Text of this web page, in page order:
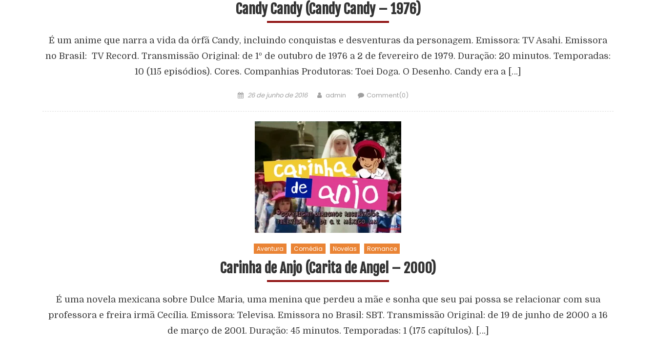
Candy Candy (Candy Candy – 1976)
É um anime que narra a vida da órfã Candy, incluindo conquistas e desventuras da personagem. Emissora: TV Asahi. Emissora
no Brasil: TV Record. Transmissão Original: de 1º de outubro de 1976 a 2 de fevereiro de 1979. Duração: 20 minutos. Temporadas:
10 (115 episódios). Cores. Companhias Produtoras: Toei Doga. O Desenho. Candy era a […]
26 de junho de 2016 admin Comment(0)
Aventura Comédia Novelas Romance
Carinha de Anjo (Carita de Angel – 2000)
É uma novela mexicana sobre Dulce Maria, uma menina que perdeu a mãe e sonha que seu pai possa se relacionar com sua
professora e freira irmã Cecília. Emissora: Televisa. Emissora no Brasil: SBT. Transmissão Original: de 19 de junho de 2000 a 16
de março de 2001. Duração: 45 minutos. Temporadas: 1 (175 capítulos). […]